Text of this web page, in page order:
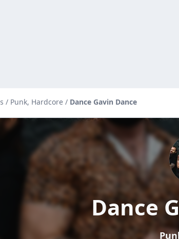
/ Punk, Hardcore / Dance Gavin Dance
Dance